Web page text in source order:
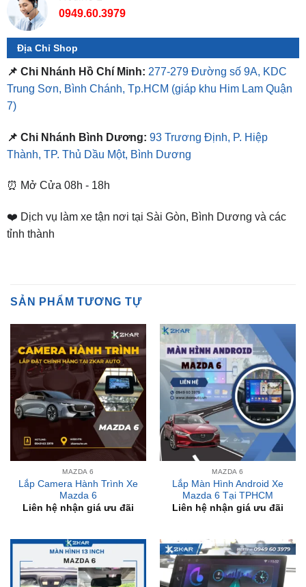
Địa Chỉ Shop
📌 Chi Nhánh Hồ Chí Minh: 277-279 Đường số 9A, KDC
Trung Sơn, Bình Chánh, Tp.HCM
7)
📌 Chi Nhánh Bình Dương:
⏰ Mở Cửa 08h - 18h
❤️ Dịch vụ làm xe tận nơi tại Sài Gòn, Bình Dương và các
MAZDA 6
Lắp Camera Hành Trình Xe
Mazda 6
Liên hệ nhận giá ưu đãi
MAZDA 6
Lắp Màn Hình Android Xe
Mazda 6 Tại TPHCM
Liên hệ nhận giá ưu đãi